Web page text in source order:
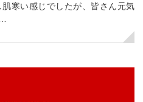
寒い感じでしたが、皆さん元気